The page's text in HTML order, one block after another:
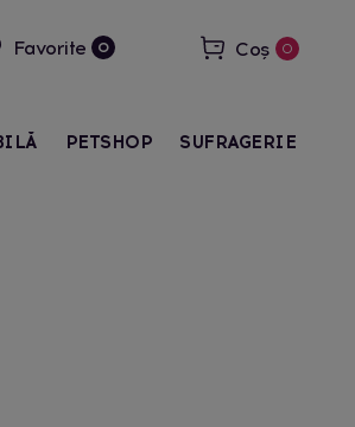
Favorite 0 Coș 0
PETSHOP SUFRAGERIE